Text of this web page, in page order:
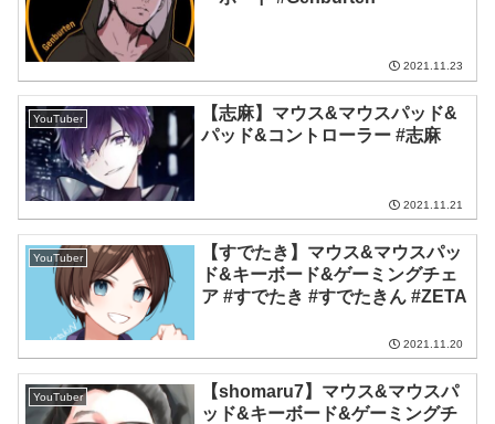
2021.11.23
YouTuber
【志麻】マウス&マウスパッド&
パッド&コントローラー #志麻
2021.11.21
YouTuber
【すでたき】マウス&マウスパッ
ド&キーボード&ゲーミングチェ
ア #すでたき #すでたきん #ZETA
2021.11.20
YouTuber
【shomaru7】マウス&マウスパ
ッド&キーボード&ゲーミングチ